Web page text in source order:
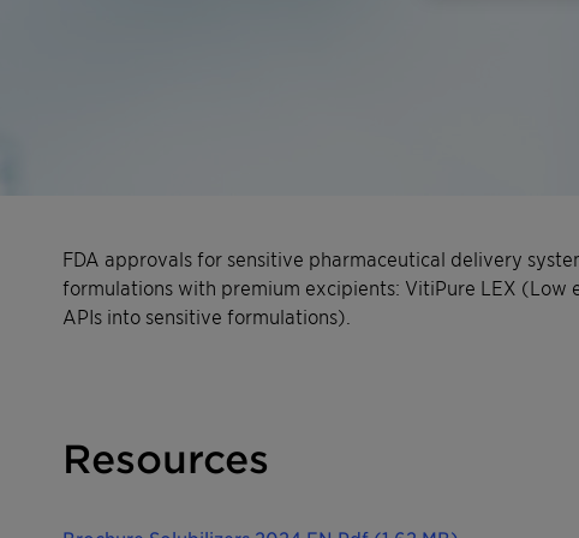
FDA approvals for sensitive pharmaceutical delivery
formulations with premium excipients: VitiPure LEX
APIs into sensitive formulations).
Resources